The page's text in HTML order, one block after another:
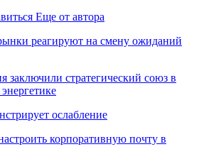
Еще от автора
реагируют на смену ожиданий
стратегический союз в
ослабление
корпоративную почту в